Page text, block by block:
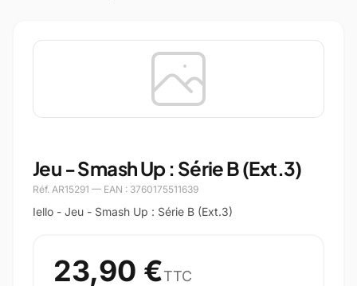
Jeu - Smash Up : Série B (Ext.3)
Réf. AR15291 — EAN : 3760175511639
Iello - Jeu - Smash Up : Série B (Ext.3)
23,90 €TTC